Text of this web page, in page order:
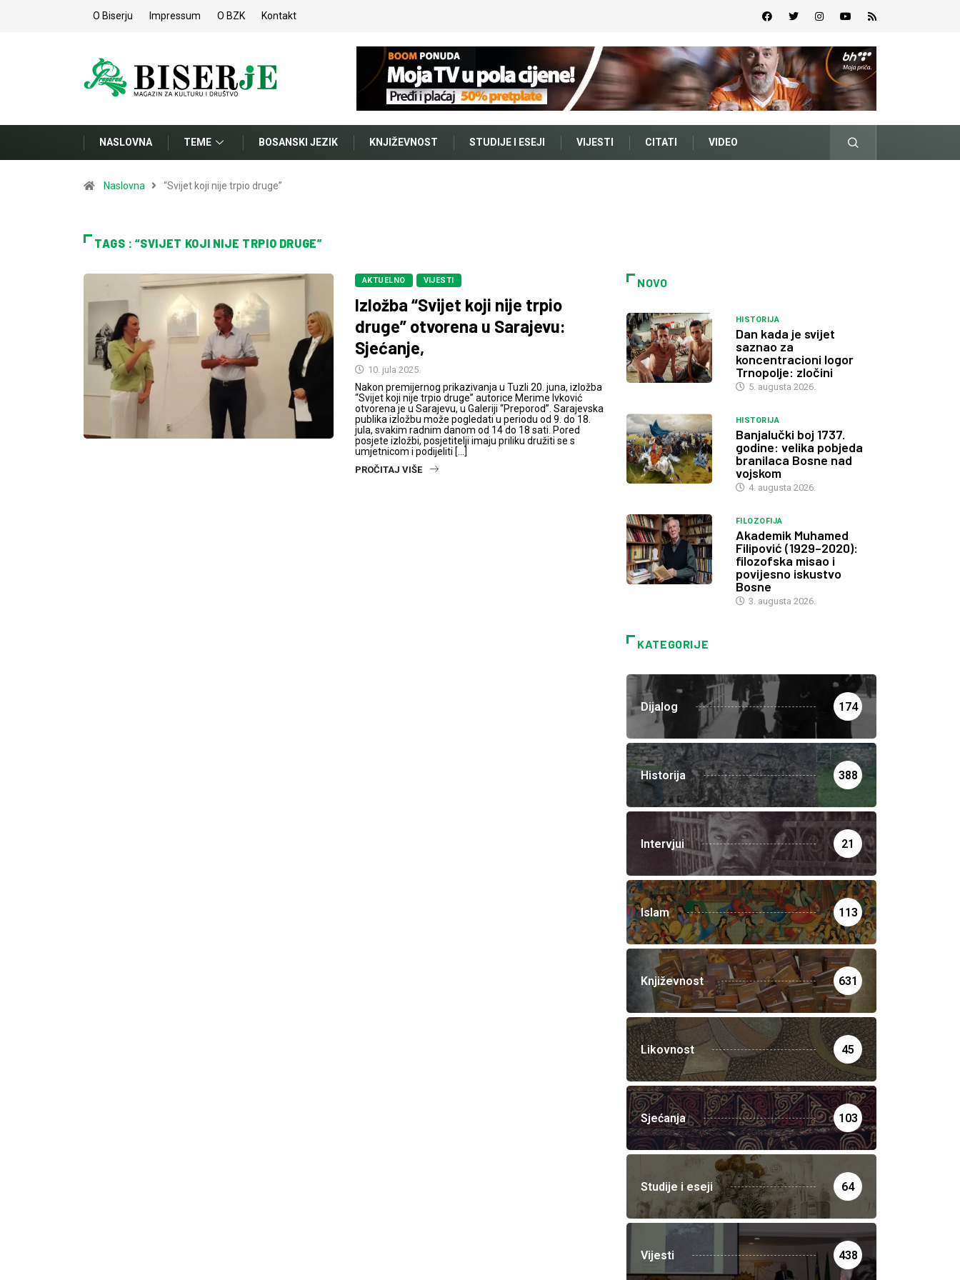
O Biserju Impressum O BZK Kontakt
NASLOVNA TEME BOSANSKI JEZIK KNJIŽEVNOST STUDIJE I ESEJI VIJESTI CITATI VIDEO
Naslovna “Svijet koji nije trpio druge”
TAGS : “SVIJET KOJI NIJE TRPIO DRUGE”
AKTUELNO VIJESTI
Izložba “Svijet koji nije trpio
druge” otvorena u Sarajevu:
Sjećanje,
10. jula 2025.
Nakon premijernog prikazivanja u Tuzli 20. juna, izložba
“Svijet koji nije trpio druge” autorice Merime Ivković
otvorena je u Sarajevu, u Galeriji “Preporod”. Sarajevska
publika izložbu može pogledati u periodu od 9. do 18.
jula, svakim radnim danom od 14 do 18 sati. Pored
posjete izložbi, posjetitelji imaju priliku družiti se s
umjetnicom i podijeliti […]
PROČITAJ VIŠE
NOVO
HISTORIJA
Dan kada je svijet
saznao za
koncentracioni logor
Trnopolje: zločini
5. augusta 2026.
HISTORIJA
Banjalučki boj 1737.
godine: velika pobjeda
branilaca Bosne nad
vojskom
4. augusta 2026.
FILOZOFIJA
Akademik Muhamed
Filipović (1929–2020):
filozofska misao i
povijesno iskustvo
Bosne
3. augusta 2026.
KATEGORIJE
Dijalog 174
Historija 388
Intervjui 21
Islam 113
Književnost 631
Likovnost 45
Sjećanja 103
Studije i eseji 64
Vijesti 438